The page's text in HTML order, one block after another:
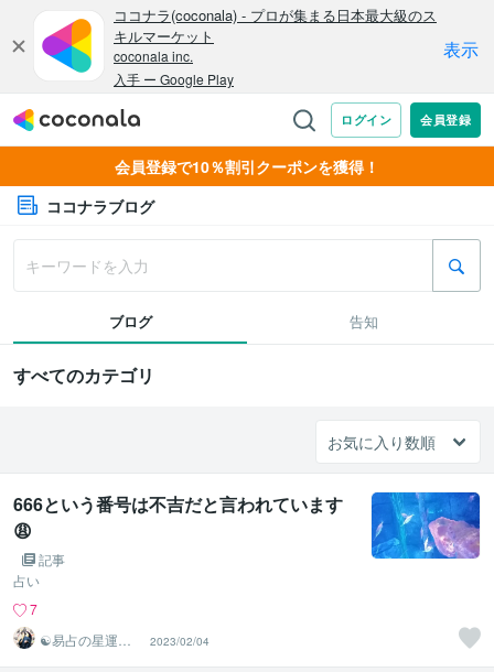
会員登録で10％割引クーポンを獲得！
ココナラブログ
ブログ 告知
すべてのカテゴリ
666という番号は不吉だと言われています
😩
記事
占い
7
☯易占の星運河
2023/02/04